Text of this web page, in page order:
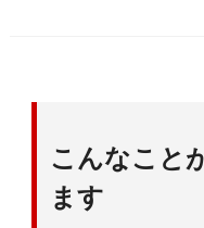
こんなこと
ます